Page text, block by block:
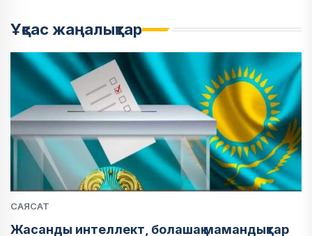
Ұқсас жаңалықтар
САЯСАТ
Жасанды интеллект, болашақ мамандықтар